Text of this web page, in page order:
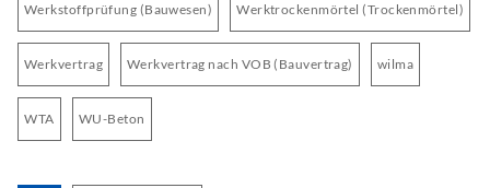
Werkstoffprüfung (Bauwesen) Werktrockenmörtel (Trockenmörtel)
Werkvertrag Werkvertrag nach VOB (Bauvertrag) wilma
WTA WU-Beton